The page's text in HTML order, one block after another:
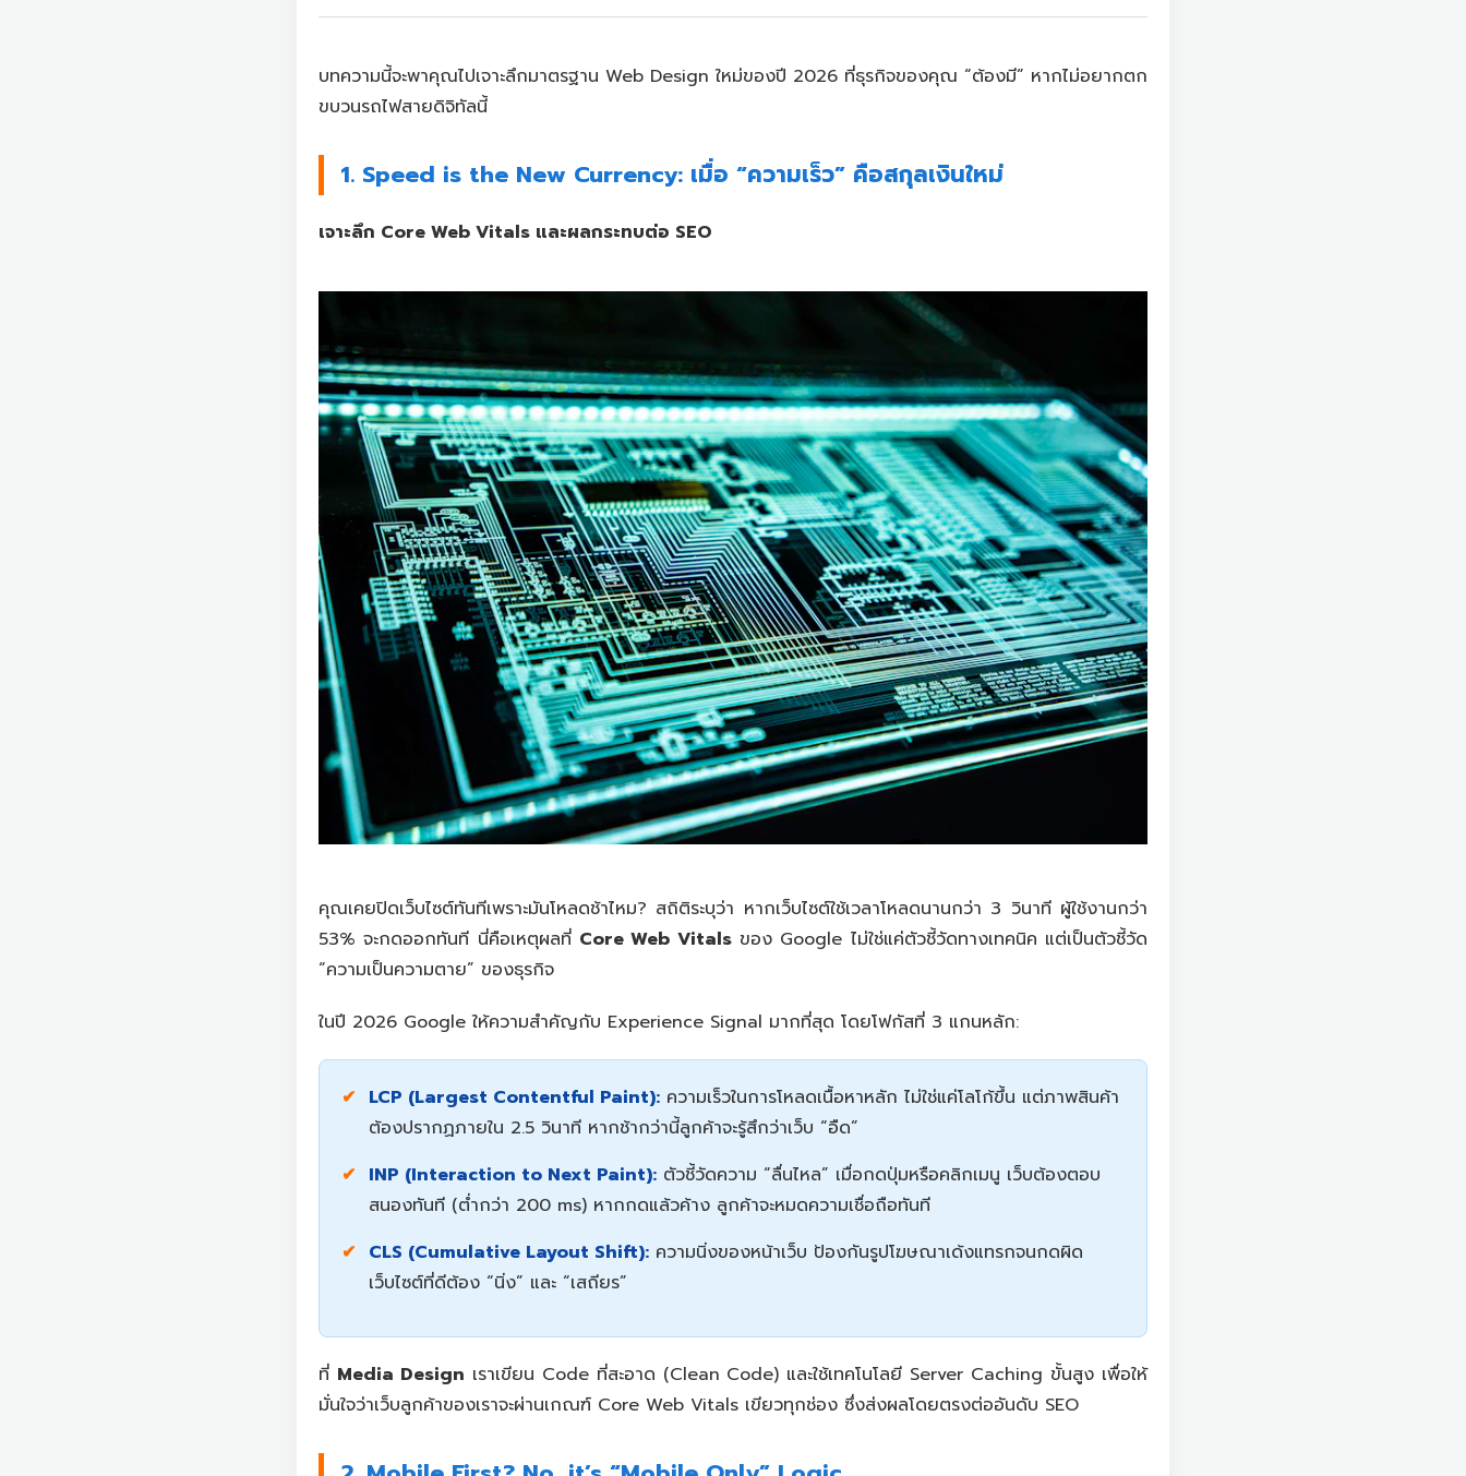
บทความนี้จะพาคุณไปเจาะลึกมาตรฐาน Web Design ใหม่ของปี 2026 ที่ธุรกิจของคุณ “ต้องมี” หากไม่อยากตก
ขบวนรถไฟสายดิจิทัลนี้
1. Speed is the New Currency: เมื่อ “ความเร็ว” คือสกุลเงินใหม่
เจาะลึก Core Web Vitals และผลกระทบต่อ SEO
คุณเคยปิดเว็บไซต์ทันทีเพราะมันโหลดช้าไหม? สถิติระบุว่า หากเว็บไซต์ใช้เวลาโหลดนานกว่า 3 วินาที ผู้ใช้งานกว่า
53% จะกดออกทันที นี่คือเหตุผลที่ Core Web Vitalsของ Google ไม่ใช่แค่ตัวชี้วัดทางเทคนิค แต่เป็นตัวชี้วัด
“ความเป็นความตาย” ของธุรกิจ
ในปี 2026 Google ให้ความสำคัญกับ Experience Signal มากที่สุด โดยโฟกัสที่ 3 แกนหลัก:
LCP (Largest Contentful Paint): ความเร็วในการโหลดเนื้อหาหลัก ไม่ใช่แค่โลโก้ขึ้น แต่ภาพสินค้า
ต้องปรากฏภายใน 2.5 วินาที หากช้ากว่านี้ลูกค้าจะรู้สึกว่าเว็บ “อืด”
INP (Interaction to Next Paint): ตัวชี้วัดความ “ลื่นไหล” เมื่อกดปุ่มหรือคลิกเมนู เว็บต้องตอบ
สนองทันที (ต่ำกว่า 200 ms) หากกดแล้วค้าง ลูกค้าจะหมดความเชื่อถือทันที
CLS (Cumulative Layout Shift): ความนิ่งของหน้าเว็บ ป้องกันรูปโฆษณาเด้งแทรกจนกดผิด
เว็บไซต์ที่ดีต้อง “นิ่ง” และ “เสถียร”
ที่ Media Design เราเขียน Code ที่สะอาด (Clean Code) และใช้เทคโนโลยี Server Caching ขั้นสูง เพื่อให้
มั่นใจว่าเว็บลูกค้าของเราจะผ่านเกณฑ์ Core Web Vitals เขียวทุกช่อง ซึ่งส่งผลโดยตรงต่ออันดับ SEO